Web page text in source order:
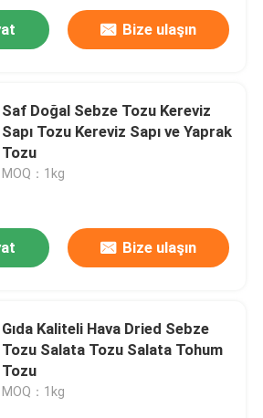
Bize ulaşın
Saf Doğal Sebze Tozu Kereviz
Sapı Tozu Kereviz Sapı ve Yaprak
Tozu
MOQ：1kg
Bize ulaşın
Gıda Kaliteli Hava Dried Sebze
Tozu Salata Tozu Salata Tohum
Tozu
MOQ：1kg